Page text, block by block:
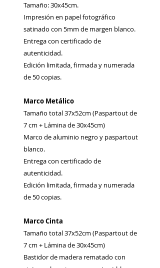
Tamaño: 30x45cm.
Impresión en papel fotográfico
satinado con 5mm de margen blanco.
Entrega con certificado de
autenticidad.
Edición limitada, firmada y numerada
de 50 copias.
Marco Metálico
Tamaño total 37x52cm (Paspartout de
7 cm + Lámina de 30x45cm)
Marco de aluminio negro y paspartout
blanco.
Entrega con certificado de
autenticidad.
Edición limitada, firmada y numerada
de 50 copias.
Marco Cinta
Tamaño total 37x52cm (Paspartout de
7 cm + Lámina de 30x45cm)
Bastidor de madera rematado con